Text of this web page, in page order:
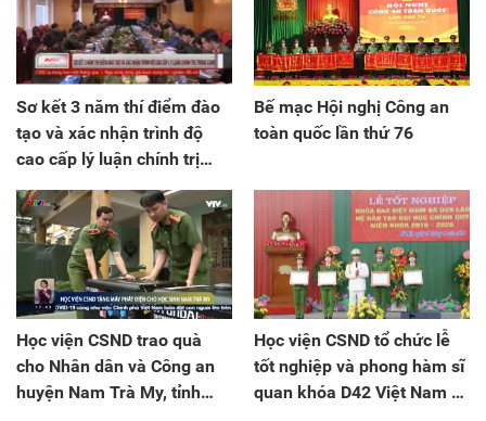
Sơ kết 3 năm thí điểm đào
tạo và xác nhận trình độ
cao cấp lý luận chính trị
Bế mạc Hội nghị Công an
toàn quốc lần thứ 76
Học viện CSND trao quà
cho Nhân dân và Công an
huyện Nam Trà My, tỉnh
Học viện CSND tổ chức lễ
tốt nghiệp và phong hàm sĩ
quan khóa D42 Việt Nam và